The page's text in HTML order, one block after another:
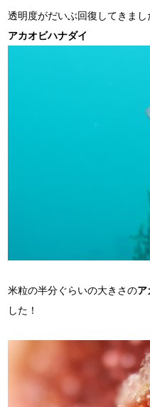
透明度がだいぶ回復してきまし
アカオビハナダイ
米粒の半分ぐらいの大きさのア
した！